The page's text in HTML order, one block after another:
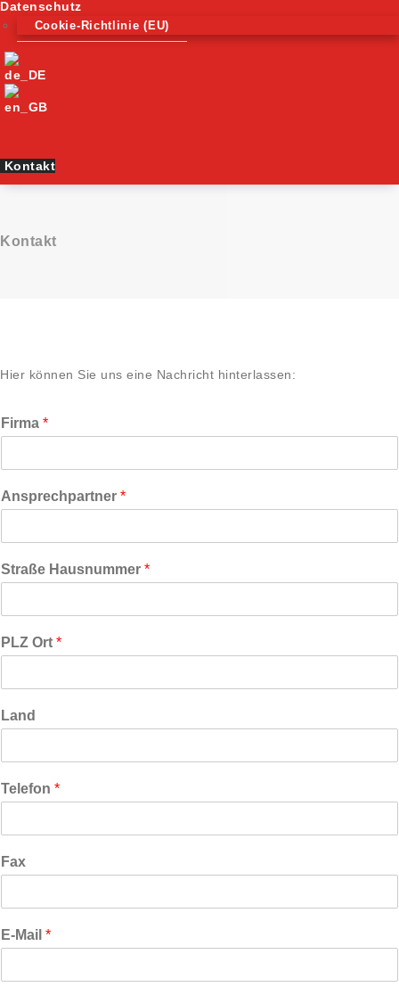
Datenschutz
Cookie-Richtlinie (EU)
Kontakt
Kontakt
Hier können Sie uns eine Nachricht hinterlassen:
Firma *
Ansprechpartner *
Straße Hausnummer *
PLZ Ort *
Land
Telefon *
Fax
E-Mail *